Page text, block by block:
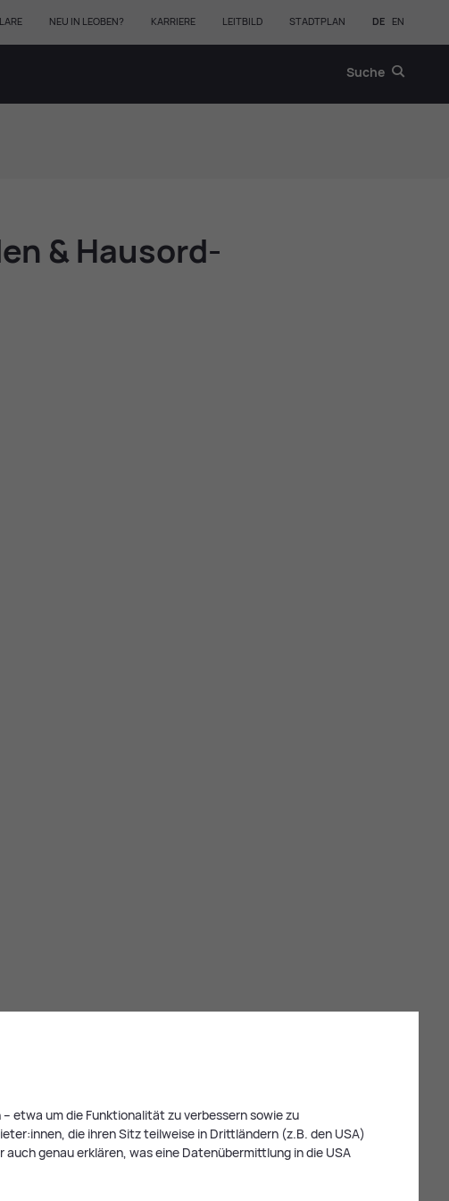
Suche
NEU IN LEOBEN? KARRIERE LEITBILD STADTPLAN DE EN
& Haus­ord­
etwa um die Funktionalität zu verbessern sowie zu
die ihren Sitz teilweise in Drittländern (z.B. den USA)
genau erklären, was eine Datenübermittlung in die USA